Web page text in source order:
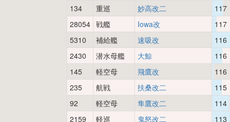
134
重巡 妙高改二
117
28054 戦艦 Iowa改
117
5310
補給艦 速吸改
116
2430
潜水母艦 大鯨
116
145
軽空母 飛鷹改
116
235
航戦 扶桑改二
115
92
軽空母 隼鷹改二
114
2159
軽巡 鬼怒改二
113